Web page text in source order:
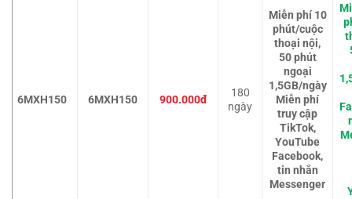
6MXH150 6MXH150 900.000đ
180
ngày
Miễn phí 10
phút/cuộc
thoại nội,
50 phút
ngoại
1,5GB/ngày
Miễn phí
truy cập
TikTok,
YouTube
Facebook,
tin nhắn
Messenger